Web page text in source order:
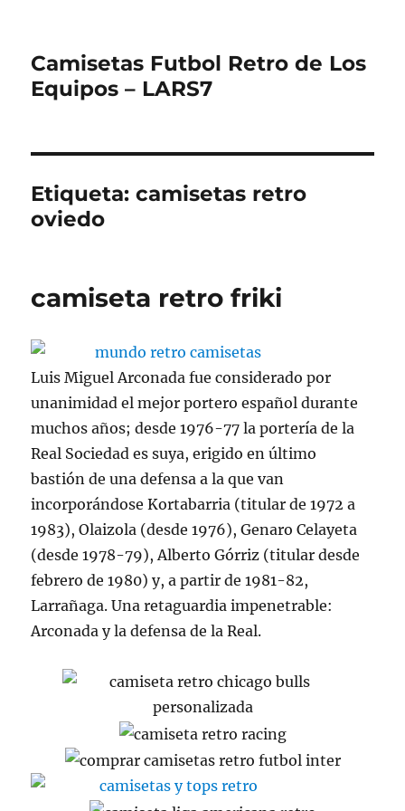
Camisetas Futbol Retro de Los
Equipos – LARS7
Etiqueta:camisetas retro
oviedo
camiseta retro friki
Luis Miguel Arconada fue considerado por
unanimidad el mejor portero español durante
muchos años; desde 1976-77 la portería de la
Real Sociedad es suya, erigido en último
bastión de una defensa a la que van
incorporándose Kortabarria (titular de 1972 a
1983), Olaizola (desde 1976), Genaro Celayeta
(desde 1978-79), Alberto Górriz (titular desde
febrero de 1980) y, a partir de 1981-82,
Larrañaga. Una retaguardia impenetrable:
Arconada y la defensa de la Real.